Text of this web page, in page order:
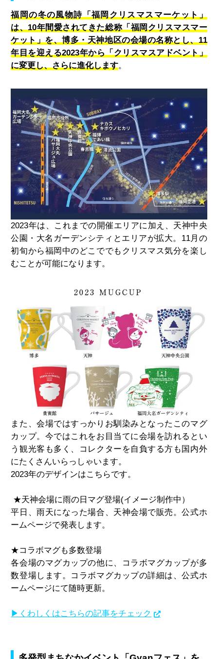
福岡の冬の風物詩「福岡クリスマスマーケット」
は、10年間愛されてきた総称「福岡クリスマスマー
ケット」を、博多・天神地区の会場の名称とし、11
年目を迎える2023年から「クリスマスアドベント」
に変更し、さらに進化します。
2023年は、これまでの開催エリアに加え、天神中央
公園・大名ガーデンシティとエリアが拡大。 11月の
初旬から福岡中のどこででもクリスマス気分を楽し
むことが可能になります。
また、会場ではすっかりお馴染みとなったこのマグ
カップ。今ではこれをお目当てに会場を訪れるとい
う観光客も多く、コレクターを自負する方も国内外
にたくさんいらっしゃいます。
2023年のデザインはこちらです。
★天神会場に雨の日マグ登場(イメージ制作中）
平日、雨天になった場合、天神会場で販売。公式ホ
ームページで発表します。
★コラボマグも多数登場
各会場のマグカップの他に、コラボマグカップが多
数登場します。コラボマグカップの詳細は、公式ホ
ームページにて随時更新。
▶くわしくはこちらの記事をチェック